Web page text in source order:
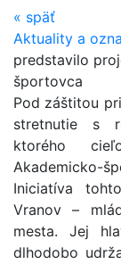
« späť
Aktuality a
predstavilo
športovca
Pod záštitou
stretnutie s
ktorého
Akademicko-
Iniciatíva
Vranov –
mesta. Jej
dlhodobo